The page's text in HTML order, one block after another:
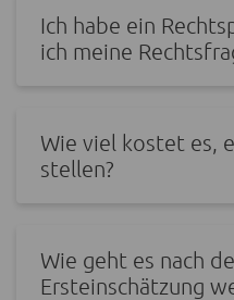
Ich habe ein
ich meine
Wie viel kostet es,
stellen?
Wie geht es nach
Ersteinschätzung